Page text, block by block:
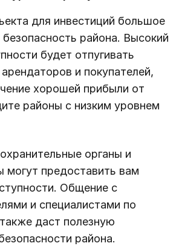
для инвестиций большое
района. Высокий
будет отпугивать
и покупателей,
хорошей прибыли от
районы с низким уровнем
органы и
могут предоставить вам
Общение с
и специалистами по
даст полезную
района.